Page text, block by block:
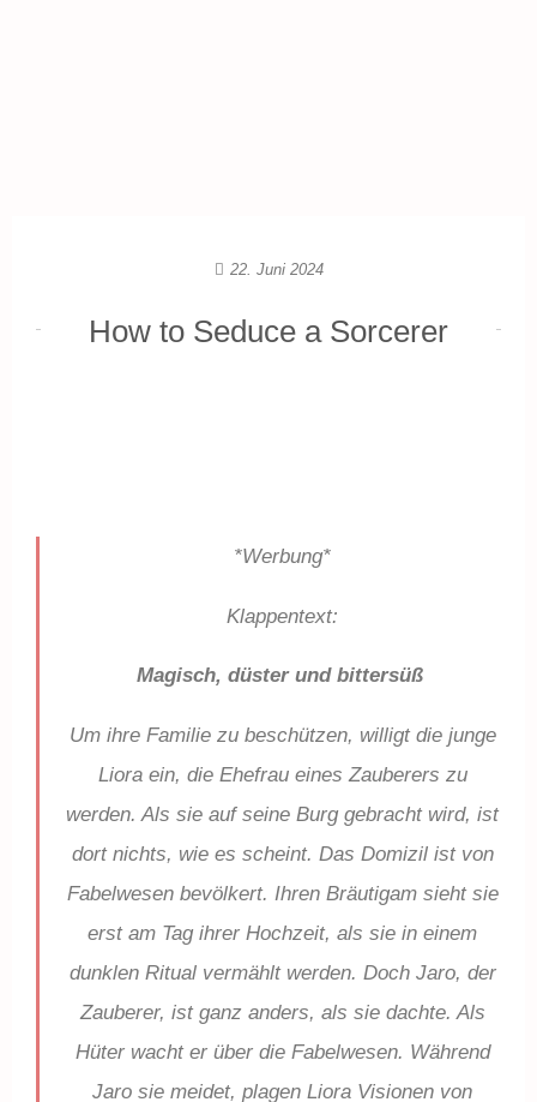
22. Juni 2024
How to Seduce a Sorcerer
*Werbung*
Klappentext:
Magisch, düster und bittersüß
Um ihre Familie zu beschützen, willigt die junge
Liora ein, die Ehefrau eines Zauberers zu
werden. Als sie auf seine Burg gebracht wird, ist
dort nichts, wie es scheint. Das Domizil ist von
Fabelwesen bevölkert. Ihren Bräutigam sieht sie
erst am Tag ihrer Hochzeit, als sie in einem
dunklen Ritual vermählt werden. Doch Jaro, der
Zauberer, ist ganz anders, als sie dachte. Als
Hüter wacht er über die Fabelwesen. Während
Jaro sie meidet, plagen Liora Visionen von